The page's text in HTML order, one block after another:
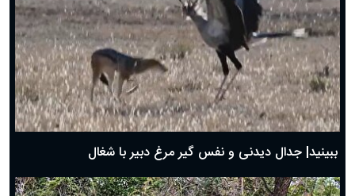
دعای روز چهارم ماه مبارک رمضان؛ ۳ اسفند ۱۴۰۴
دعای روز سوم ماه مبارک رمضان؛ ۱۴ اسفند ۱۴۰۴
دعای روز دوم ماه مبارک رمضان ۱ اسفند ماه ۱۴۰۴
دعای روز اول ماه مبارک رمضان، ۳۰ بهمن ۱۴۰۴
حضرت زینب(س) چگونه از دنیا رفت؟
بهترین پیامک تبریک روز پدر ۱۴۰۴؛ جملات زیبا و صمیمانه
ببینید| جدال دیدنی و نفس گیر مرغ دبیر با شغال